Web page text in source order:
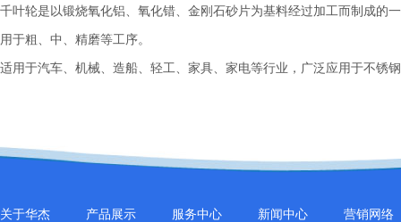
千叶轮是以锻烧氧化铝、氧化错、金刚石砂片为基料经过加工而制成的
用于粗、中、精磨等工序。
适用于汽车、机械、造船、轻工、家具、家电等行业，广泛应用于不锈
关于华杰 产品展示 服务中心 新闻中心 营销网络